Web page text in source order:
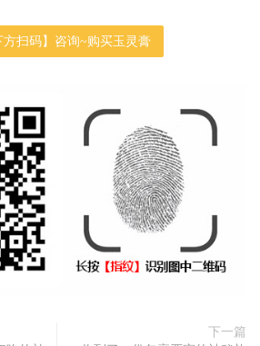
方扫码】咨询~购买玉灵膏
下一篇